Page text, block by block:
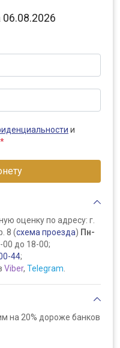
и
*
оценку по адресу: г.
8 (схема проезда) Пн-
00 до 18-00;
44;
Viber, Telegram.
на 20% дороже банков